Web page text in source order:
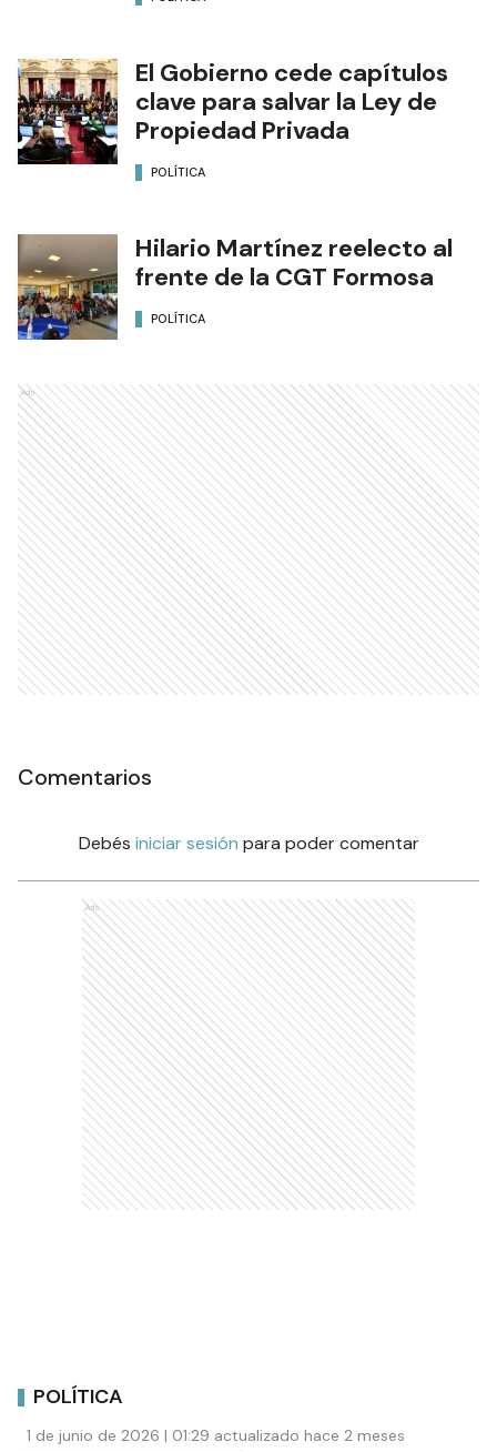
El Gobierno cede capítulos
clave para salvar la Ley de
Propiedad Privada
POLÍTICA
Hilario Martínez reelecto al
frente de la CGT Formosa
POLÍTICA
Ads
Comentarios
Debés iniciar sesión para poder comentar
Ads
POLÍTICA
1 de junio de 2026 | 01:29 actualizado hace 2 meses